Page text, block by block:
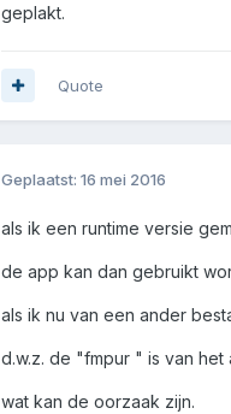
geplakt.
Quote
Geplaatst: 16 mei 2016
als ik een runtime versie
de app kan dan gebruikt
als ik nu van een ander
d.w.z. de "fmpur " is van
wat kan de oorzaak zijn.